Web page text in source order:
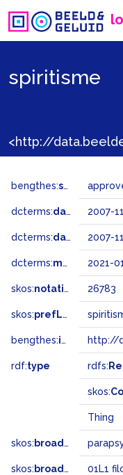
spiritisme
bengthes:status
dcterms:dateAccepted 2007-
dcterms:dateSubmitted 2007-
dcterms:modified 2021-
skos:notation 26783
skos:prefLabel
bengthes:inSet http://
rdf:type rdfs:
skos:
Thing
skos: broader
skos: broadMatch